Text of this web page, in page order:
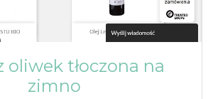
oliwek tłoczona na
zimno